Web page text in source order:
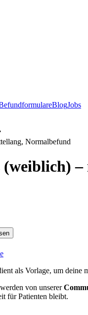
BlogJobs
Normalbefund
(weiblich)
als Vorlage, um deine
werden von unserer
für Patienten bleibt.